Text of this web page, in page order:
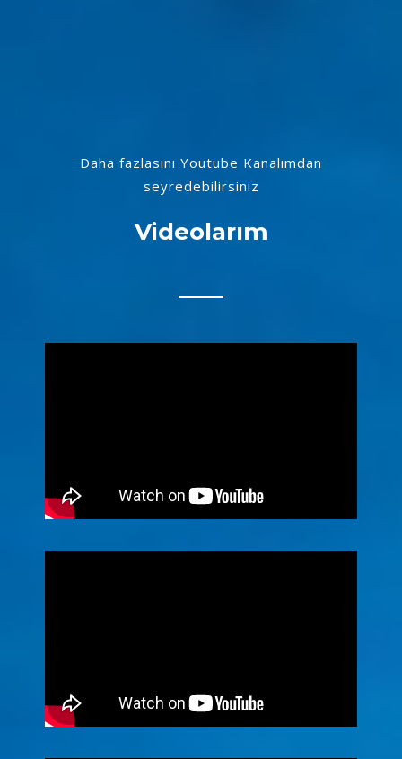
Daha fazlasını Youtube Kanalımdan
seyredebilirsiniz
Videolarım